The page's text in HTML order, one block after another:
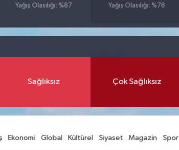
Yağış Olasılığı: %87
Yağış Olasılığı: %78
Sağlıksız Çok Sağlıksız
Ekonomi Global Kültürel Siyaset Magazin Spor